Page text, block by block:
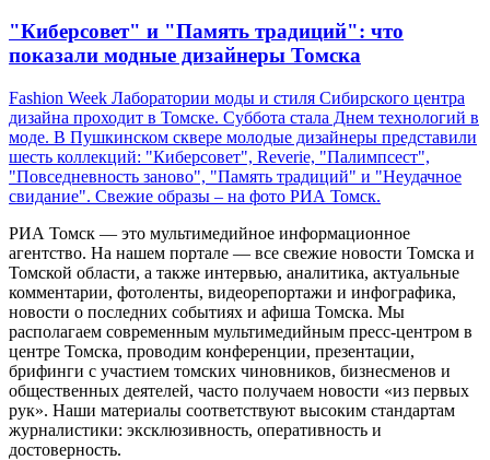
"Киберсовет" и "Память традиций": что
показали модные дизайнеры Томска
Fashion Week Лаборатории моды и стиля Сибирского центра
дизайна проходит в Томске. Суббота стала Днем технологий в
моде. В Пушкинском сквере молодые дизайнеры представили
шесть коллекций: "Киберсовет", Reverie, "Палимпсест",
"Повседневность заново", "Память традиций" и "Неудачное
свидание". Свежие образы – на фото РИА Томск.
РИА Томск — это мультимедийное информационное
агентство. На нашем портале — все свежие новости Томска и
Томской области, а также интервью, аналитика, актуальные
комментарии, фотоленты, видеорепортажи и инфографика,
новости о последних событиях и афиша Томска. Мы
располагаем современным мультимедийным пресс-центром в
центре Томска, проводим конференции, презентации,
брифинги с участием томских чиновников, бизнесменов и
общественных деятелей, часто получаем новости «из первых
рук». Наши материалы соответствуют высоким стандартам
журналистики: эксклюзивность, оперативность и
достоверность.